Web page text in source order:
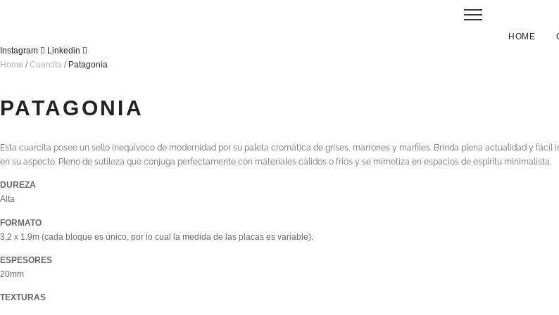
HOME
Instagram
Linkedin
Home /Cuarcita / Patagonia
PATAGONIA
Esta cuarcita posee un sello inequívoco de modernidad por su paleta cromática de grises, marrones y marfiles. Brinda plena actualidad y
en su aspecto. Pleno de sutileza que conjuga perfectamente con materiales cálidos o fríos y se mimetiza en espacios de espíritu minimalista.
DUREZA
Alta
FORMATO
3.2 x 1.9m (cada bloque es único, por lo cual la medida de las placas es variable).
ESPESORES
20mm
TEXTURAS